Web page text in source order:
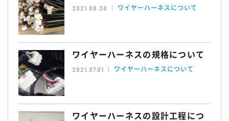
2021.06.30 ワイヤーハーネスについて
ワイヤーハーネスの規格について
2021.07.01 ワイヤーハーネスについて
ワイヤーハーネスの設計工程につ